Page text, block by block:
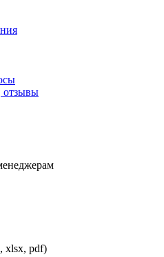
отзывы
xlsx, pdf)